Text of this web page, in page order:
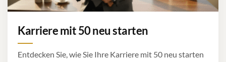
Karriere mit 50 neu starten
Entdecken Sie, wie Sie Ihre Karriere mit 50 neu starten